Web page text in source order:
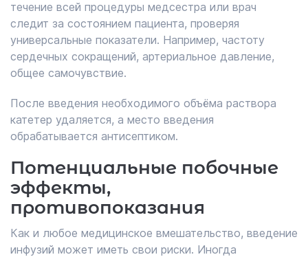
течение всей процедуры медсестра или врач
следит за состоянием пациента, проверяя
универсальные показатели. Например, частоту
сердечных сокращений, артериальное давление,
общее самочувствие.
После введения необходимого объёма раствора
катетер удаляется, а место введения
обрабатывается антисептиком.
Потенциальные побочные
эффекты,
противопоказания
Как и любое медицинское вмешательство, введение
инфузий может иметь свои риски. Иногда